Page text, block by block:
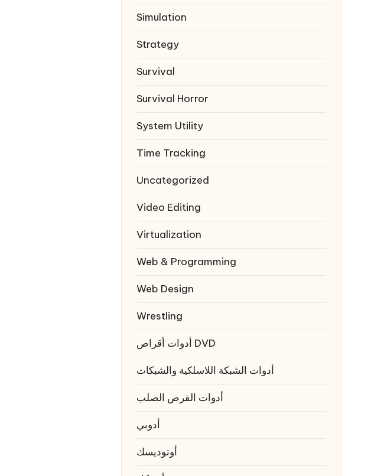
Simulation
Strategy
Survival
Survival Horror
System Utility
Time Tracking
Uncategorized
Video Editing
Virtualization
Web & Programming
Web Design
Wrestling
أدوات أقراص DVD
أدوات الشبكة اللاسلكية والشبكات
أدوات القرص الصلب
أدوبي
أوتوديسك